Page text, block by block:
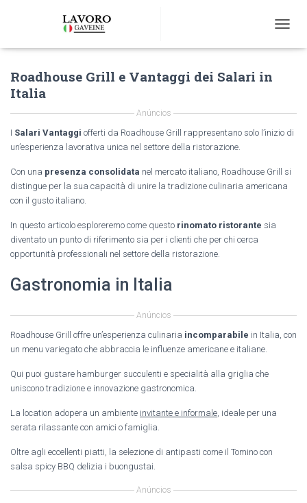
O
N
V
A
T
Roadhouse Grill e Vantaggi dei Salari in
Italia
Anúncios
I Salari Vantaggi offerti da Roadhouse Grill rappresentano solo l’inizio di
un’esperienza lavorativa unica nel settore della ristorazione.
Con una presenza consolidata nel mercato italiano, Roadhouse Grill si
distingue per la sua capacità di unire la tradizione culinaria americana
con il gusto italiano.
In questo articolo esploreremo come questo rinomato ristorante sia
diventato un punto di riferimento sia per i clienti che per chi cerca
opportunità professionali nel settore della ristorazione.
Gastronomia in Italia
Anúncios
Roadhouse Grill offre un’esperienza culinaria incomparabile in Italia, con
un menu variegato che abbraccia le influenze americane e italiane.
Qui puoi gustare hamburger succulenti e specialità alla griglia che
uniscono tradizione e innovazione gastronomica.
La location adopera un ambiente invitante e informale , ideale per una
serata rilassante con amici o famiglia.
Oltre agli eccellenti piatti, la selezione di antipasti come il Tomino con
salsa spicy BBQ delizia i buongustai.
Anúncios